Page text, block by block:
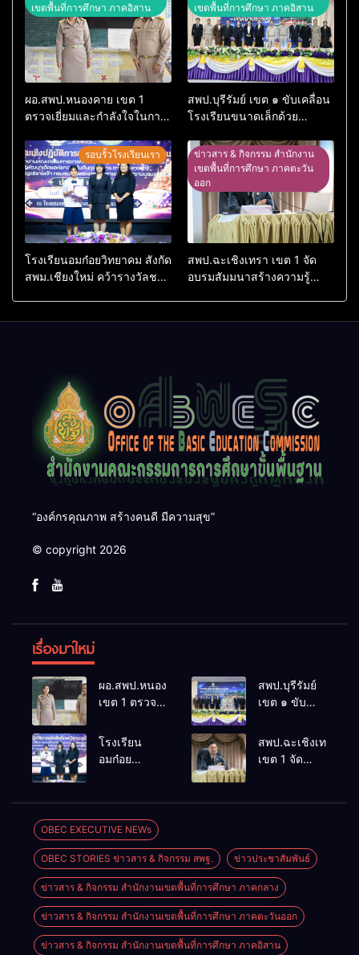
เขตพื้นที่การศึกษา ภาคอิสาน
ผอ.สพป.หนองคาย เขต 1
ตรวจเยี่ยมและกำลังใจในการ
อนุบาลอรุณรังษี
เขตพื้นที่การศึกษา ภาคอิสาน
สพป.บุรีรัมย์ เขต ๑ ขับเคลื่อน
โรงเรียนขนาดเล็กด้วย
ประดิษฐ์
รอบรั้วโรงเรียนเรา
โรงเรียนอมก๋อยวิทยาคม สังกัด
สพม.เชียงใหม่ คว้ารางวัลชนะ
ข่าวสาร & กิจกรรม สำนักงาน
เขตพื้นที่การศึกษา ภาคตะวัน
ออก
สพป.ฉะเชิงเทรา เขต 1 จัด
อบรมสัมมนาสร้างความรู้
“องค์กรคุณภาพ สร้างคนดี มีความสุข”
© copyright 2026
เรื่องมาใหม่
ผอ.สพป.หนองคาย
เขต 1 ตรวจ
กำลังใจใน
การจัดการ
อนุบาลอรุณ
รังษี
สพป.บุรีรัมย์
เขต ๑ ขับ
โรงเรียน
ขนาดเล็กด้วย
ปัญญา
โรงเรียน
อมก๋อย
คว้ารางวัล
ชนะเลิศและ
รองชนะเลิศ
การแข่งขัน
ทักษะวิชาการ
นักเรียนระดับ
สพฐ.
สพป.ฉะเชิงเทรา
เขต 1 จัด
ประเมิน
ตำแหน่ง ขอมี
วิทยฐานะ
เชี่ยวชาญ
เกณฑ์ใหม่
(PA)
OBEC EXECUTIVE NEWs
OBEC STORIES ข่าวสาร & กิจกรรม สพฐ. ข่าวประชาสัมพันธ์
ข่าวสาร & กิจกรรม สำนักงานเขตพื้นที่การศึกษา ภาคกลาง
ข่าวสาร & กิจกรรม สำนักงานเขตพื้นที่การศึกษา ภาคตะวันออก
ข่าวสาร & กิจกรรม สำนักงานเขตพื้นที่การศึกษา ภาคอิสาน